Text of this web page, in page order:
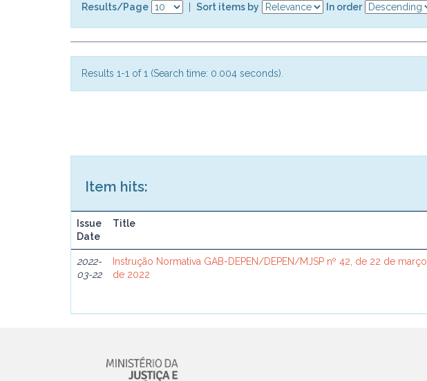
Results/Page Sort items by In order
Results 1-1 of 1 (Search time: 0.004 seconds).
Item hits:
Issue
Date
Title
2022-
03-22
Instrução Normativa GAB-DEPEN/DEPEN/MJSP nº 42, de 22 de março
de 2022